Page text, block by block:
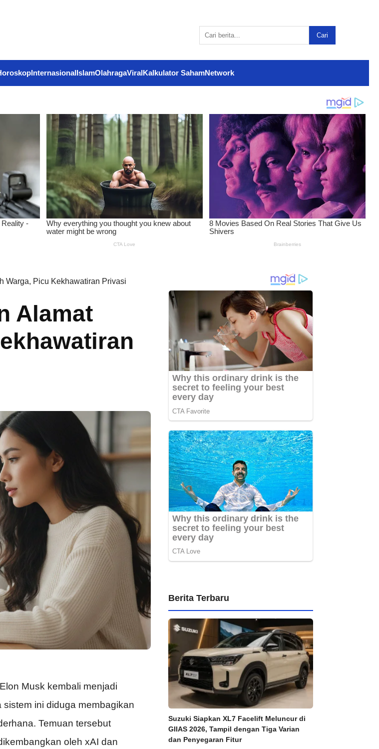
Cari
InternasionalIslamOlahragaViralKalkulator SahamNetwork
Warga, Picu Kekhawatiran Privasi
Alamat
Musk kembali menjadi
ini diduga membagikan
Temuan tersebut
oleh xAI dan
Berita Terbaru
Suzuki Siapkan XL7 Facelift Meluncur di
GIIAS 2026, Tampil dengan Tiga Varian
dan Penyegaran Fitur